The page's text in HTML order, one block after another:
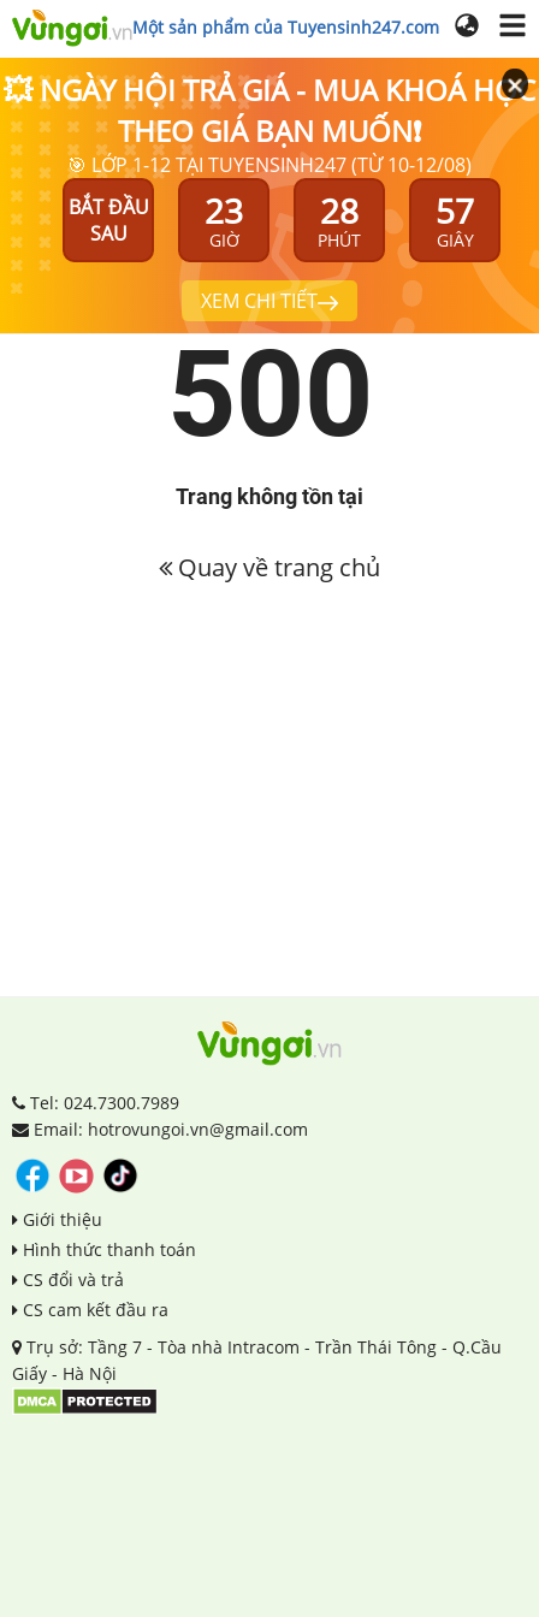
Một sản phẩm của Tuyensinh247.com
💥 NGÀY HỘI TRẢ GIÁ - MUA KHOÁ HỌC
THEO GIÁ BẠN MUỐN❗
🎯 LỚP 1-12 TẠI TUYENSINH247 (TỪ 10-12/08)
BẮT ĐẦU
SAU
23
GIỜ
28
PHÚT
57
GIÂY
XEM CHI TIẾT
500
Trang không tồn tại
Quay về trang chủ
Tel: 024.7300.7989
Email: hotrovungoi.vn@gmail.com
Giới thiệu
Hình thức thanh toán
CS đổi và trả
CS cam kết đầu ra
Trụ sở: Tầng 7 - Tòa nhà Intracom - Trần Thái Tông - Q.Cầu
Giấy - Hà Nội